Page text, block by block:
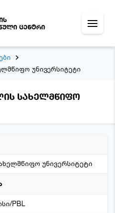
ცენტრი
უნივერსიტეტი
სახელმწიფო
უნივერსიტეტი
PBL